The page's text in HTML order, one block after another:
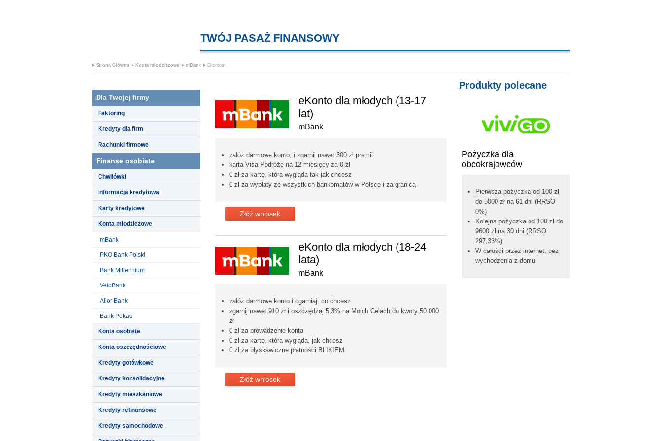
TWÓJ PASAŻ FINANSOWY
Strona Główna Konta młodzieżowe mBank Ekontom
Dla Twojej firmy
Faktoring
Kredyty dla firm
Rachunki firmowe
Finanse osobiste
Chwilówki
Informacja kredytowa
Karty kredytowe
Konta młodzieżowe
mBank
PKO Bank Polski
Bank Millennium
VeloBank
Alior Bank
Bank Pekao
Konta osobiste
Konta oszczędnościowe
Kredyty gotówkowe
Kredyty konsolidacyjne
Kredyty mieszkaniowe
Kredyty refinansowe
Kredyty samochodowe
eKonto dla młodych (13-17
lat)
mBank
załóż darmowe konto, i zgarnij nawet 300 zł premii
karta Visa Podróże na 12 miesięcy za 0 zł
0 zł za kartę, która wygląda tak jak chcesz
0 zł za wypłaty ze wszystkich bankomatów w Polsce i za granicą
Złóż wniosek
eKonto dla młodych (18-24
lata)
mBank
załóż darmowe konto i ogarniaj, co chcesz
zgarnij nawet 910 zł i oszczędzaj 5,3% na Moich Celach do kwoty 50 000
zł
0 zł za prowadzenie konta
0 zł za kartę, która wygląda, jak chcesz
0 zł za błyskawiczne płatności BLIKIEM
Złóż wniosek
Produkty polecane
Pożyczka dla
obcokrajowców
Pierwsza pożyczka od 100 zł
do 5000 zł na 61 dni (RRSO
0%)
Kolejna pożyczka od 100 zł do
9600 zł na 30 dni (RRSO
297,33%)
W całości przez internet, bez
wychodzenia z domu